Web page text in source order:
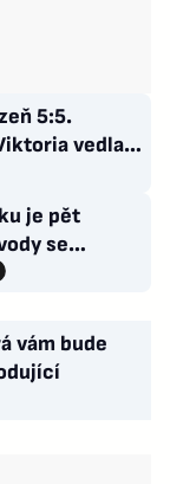
5:5.
vedla o
je pět
se
vám bude